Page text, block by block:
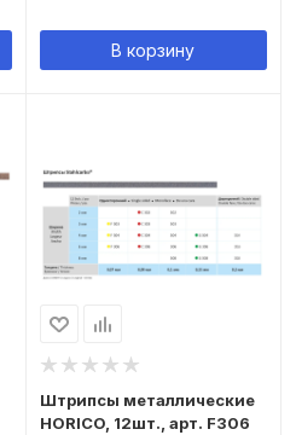
В корзину
Штрипсы металлические
HORICO, 12шт., арт. F306